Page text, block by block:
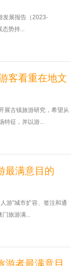
发展报告（2023-
态势持...
客看重在地文
展古镇旅游研究，希望从
特征，并以游...
最满意目的
游”城市扩容、签注和通
门旅游满...
游者最满意目